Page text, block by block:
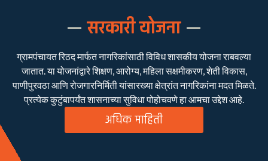
सरकारी योजना
ग्रामपंचायत रिठद मार्फत नागरिकांसाठी विविध शासकीय योजना राबवल्या
जातात. या योजनांद्वारे शिक्षण, आरोग्य, महिला सक्षमीकरण, शेती विकास,
पाणीपुरवठा आणि रोजगारनिर्मिती यांसारख्या क्षेत्रांत नागरिकांना मदत मिळते.
प्रत्येक कुटुंबापर्यंत शासनाच्या सुविधा पोहोचवणे हा आमचा उद्देश आहे.
अधिक माहिती